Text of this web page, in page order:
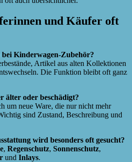
und Käufer oft
bei Kinderwagen-Zubehör?
Artikel aus alten Kollektionen
Die Funktion bleibt oft ganz
älter oder beschädigt?
um neue Ware, die nur nicht mehr
sind Zustand, Beschreibung und
wird besonders oft gesucht?
, Regenschutz, Sonnenschutz,
und Inlays.